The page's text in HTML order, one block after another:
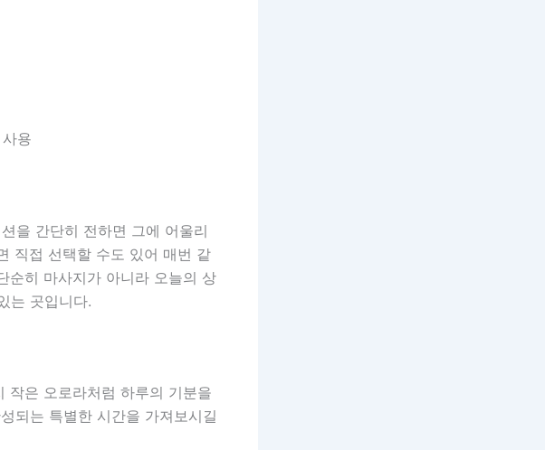
용
을 간단히 전하면 그에 어울리
직접 선택할 수도 있어 매번 같
순히 마사지가 아니라 오늘의 상
는 곳입니다.
작은 오로라처럼 하루의 기분을
되는 특별한 시간을 가져보시길